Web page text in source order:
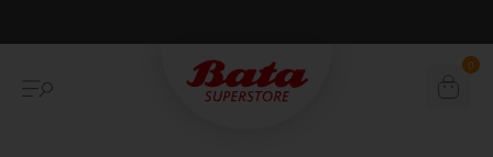
Betaal achteraf met Klarna 0